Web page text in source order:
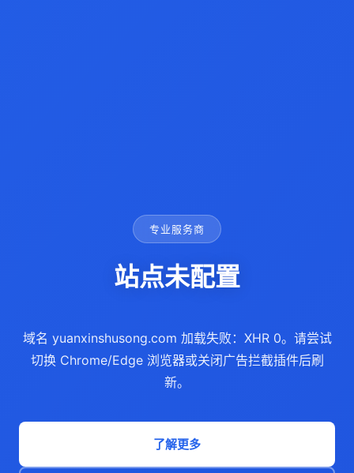
专业服务商
站点未配置
域名 yuanxinshusong.com 加载失败：XHR 0。请尝试
切换 Chrome/Edge 浏览器或关闭广告拦截插件后刷
新。
了解更多